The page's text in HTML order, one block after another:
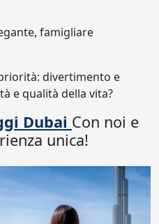
famigliare
divertimento e
e qualità della vita?
Dubai Con noi e
unica!